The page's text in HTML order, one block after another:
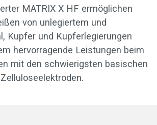
MATRIX X HF ermöglichen
von unlegiertem und
Kupfer und Kupferlegierungen
hervorragende Leistungen beim
mit den schwierigsten basischen